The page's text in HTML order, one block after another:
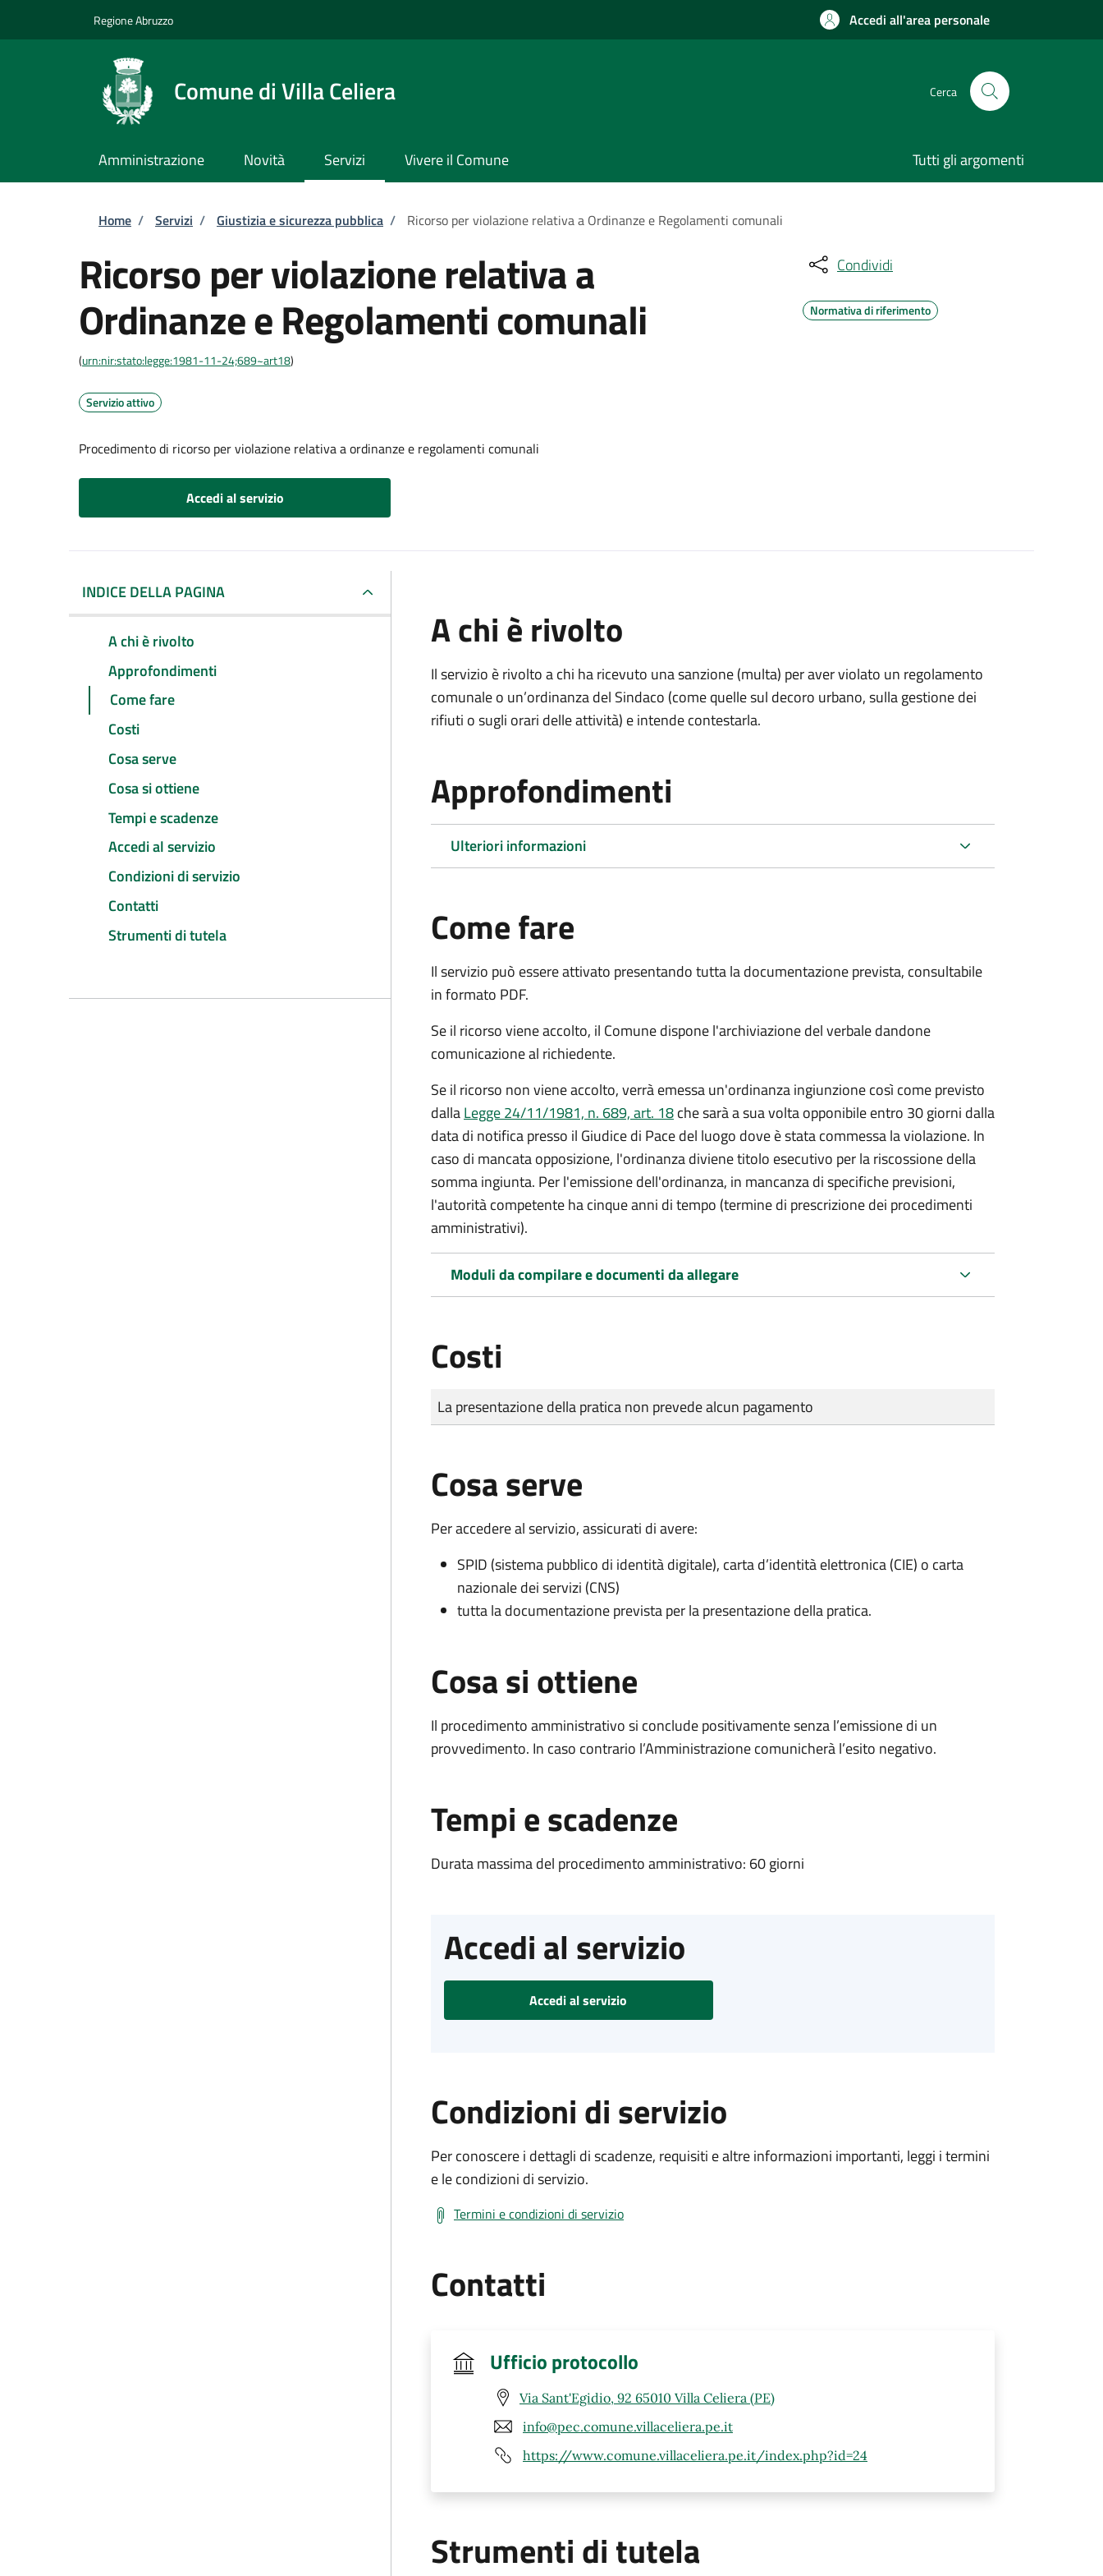
Regione Abruzzo Accedi all'area personale
Comune di Villa Celiera Cerca
Amministrazione Novità Servizi Vivere il Comune Tutti gli argomenti
Briciole di pane
Home / Servizi / Giustizia e sicurezza pubblica / Ricorso per violazione relativa a Ordinanze e Regolamenti comunali
Ricorso per violazione relativa a
Ordinanze e Regolamenti comunali
(urn:nir:stato:legge:1981-11-24;689~art18)
Servizio attivo
Procedimento di ricorso per violazione relativa a ordinanze e regolamenti comunali
Accedi al servizio
Condividi
Normativa di riferimento
INDICE DELLA PAGINA
A chi è rivolto
Approfondimenti
Come fare
Costi
Cosa serve
Cosa si ottiene
Tempi e scadenze
Accedi al servizio
Condizioni di servizio
Contatti
Strumenti di tutela
A chi è rivolto
Il servizio è rivolto a chi ha ricevuto una sanzione (multa) per aver violato un regolamento
comunale o un’ordinanza del Sindaco (come quelle sul decoro urbano, sulla gestione dei
rifiuti o sugli orari delle attività) e intende contestarla.
Approfondimenti
Ulteriori informazioni
Come fare
Il servizio può essere attivato presentando tutta la documentazione prevista, consultabile
in formato PDF.
Se il ricorso viene accolto, il Comune dispone l'archiviazione del verbale dandone
comunicazione al richiedente.
Se il ricorso non viene accolto, verrà emessa un'ordinanza ingiunzione così come previsto
dallaLegge 24/11/1981, n. 689, art. 18che sarà a sua volta opponibile entro 30 giorni dalla
data di notifica presso il Giudice di Pace del luogo dove è stata commessa la violazione. In
caso di mancata opposizione, l'ordinanza diviene titolo esecutivo per la riscossione della
somma ingiunta. Per l'emissione dell'ordinanza, in mancanza di specifiche previsioni,
l'autorità competente ha cinque anni di tempo (termine di prescrizione dei procedimenti
amministrativi).
Moduli da compilare e documenti da allegare
Costi
Tipo di pagamento
Importo
La presentazione della pratica non prevede alcun pagamento
Cosa serve
Per accedere al servizio, assicurati di avere:
SPID (sistema pubblico di identità digitale), carta d’identità elettronica (CIE) o carta
nazionale dei servizi (CNS)
tutta la documentazione prevista per la presentazione della pratica.
Cosa si ottiene
Il procedimento amministrativo si conclude positivamente senza l’emissione di un
provvedimento. In caso contrario l’Amministrazione comunicherà l’esito negativo.
Tempi e scadenze
Durata massima del procedimento amministrativo: 60 giorni
Accedi al servizio
Accedi al servizio
Condizioni di servizio
Per conoscere i dettagli di scadenze, requisiti e altre informazioni importanti, leggi i termini
e le condizioni di servizio.
Termini e condizioni di servizio
Contatti
Ufficio protocollo
Via Sant'Egidio, 92 65010 Villa Celiera (PE)
info@pec.comune.villaceliera.pe.it
https://www.comune.villaceliera.pe.it/index.php?id=24
Strumenti di tutela